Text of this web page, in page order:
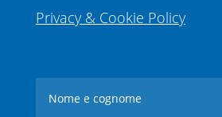
Privacy & Cookie Policy